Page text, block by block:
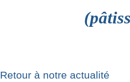
Retour à notre actualité